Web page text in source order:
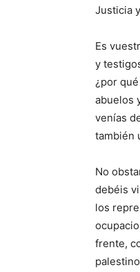
Justicia
Es
y
¿por
abuelos
venías
también
No
debéis
los
frente,